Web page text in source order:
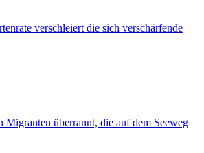
verschleiert die sich verschärfende
Migranten überrannt, die auf dem Seeweg